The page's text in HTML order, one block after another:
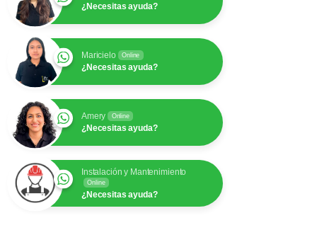
¿Necesitas ayuda?
Maricielo Online
¿Necesitas ayuda?
Amery Online
¿Necesitas ayuda?
Instalación y Mantenimiento
Online
¿Necesitas ayuda?